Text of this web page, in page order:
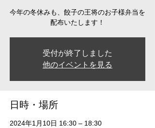
今年の冬休みも、餃子の王将のお子様弁当を
配布いたします！
受付が終了しました
他のイベントを見る
日時・場所
2024年1月10日 16:30 – 18:30